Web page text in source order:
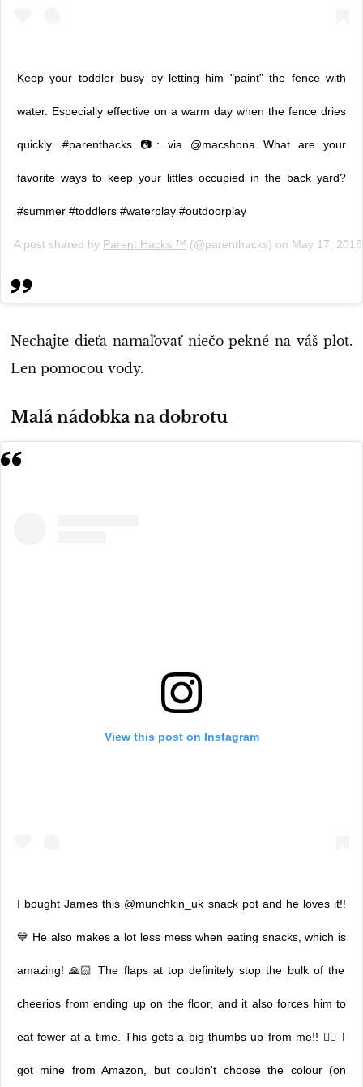
Keep your toddler busy by letting him "paint" the fence with
water. Especially effective on a warm day when the fence dries
quickly. #parenthacks 📷: via @macshona What are your
favorite ways to keep your littles occupied in the back yard?
#summer #toddlers #waterplay #outdoorplay
A post shared by Parent Hacks ™️ (@parenthacks) on May 17,
Nechajte dieťa namaľovať niečo pekné na váš plot.
Len pomocou vody.
Malá nádobka na dobrotu
View this post on Instagram
I bought James this @munchkin_uk snack pot and he loves it!!
💙 He also makes a lot less mess when eating snacks, which is
amazing! 🙏🏻 The flaps at top definitely stop the bulk of the
cheerios from ending up on the floor, and it also forces him to
eat fewer at a time. This gets a big thumbs up from me!! 👍🏻 I
got mine from Amazon, but couldn't choose the colour (on